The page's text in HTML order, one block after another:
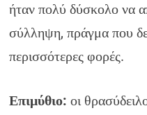
ήταν πολύ δύσκολο να
σύλληψη, πράγμα που
περισσότερες φορές.
Επιμύθιο: οι